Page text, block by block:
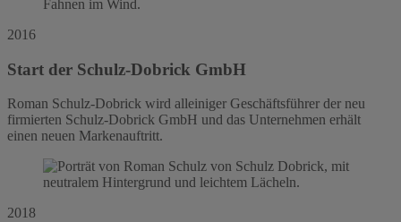
2016
Start der Schulz-Dobrick GmbH
Roman Schulz-Dobrick wird alleiniger Geschäftsführer der neu
firmierten Schulz-Dobrick GmbH und das Unternehmen erhält
einen neuen Markenauftritt.
2018